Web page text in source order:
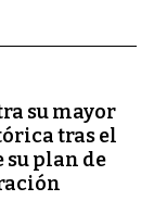
su mayor
tras el
su plan de